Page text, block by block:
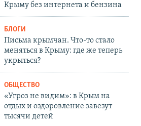
Крыму без интернета и бензина
БЛОГИ
Письма крымчан. Что-то стало
меняться в Крыму: где же теперь
укрыться?
ОБЩЕСТВО
«Угроз не видим»: в Крым на
отдых и оздоровление завезут
тысячи детей